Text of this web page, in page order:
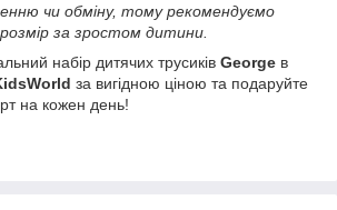
чи обміну, тому рекомендуємо
за зростом дитини.
набір дитячих трусиків George в
за вигідною ціною та подаруйте
на кожен день!